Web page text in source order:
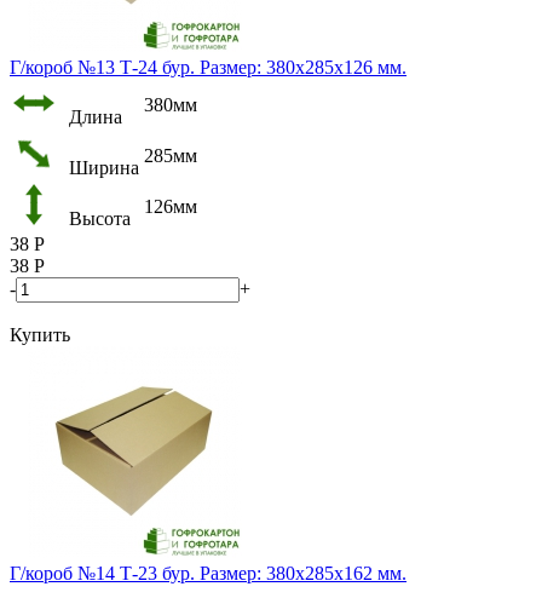
Г/короб №13 Т-24 бур. Размер: 380х285х126 мм.
Длина
380мм
Ширина
285мм
Высота
126мм
38 Р
38 Р
-
+
Купить
Г/короб №14 Т-23 бур. Размер: 380х285х162 мм.